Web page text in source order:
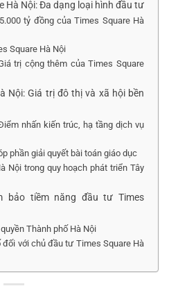
Hà Nội: Đa dạng loại hình đầu tư
tỷ đồng của Times Square Hà
Square Hà Nội
trị cộng thêm của Times Square
Nội: Giá trị đô thị và xã hội bền
nhấn kiến trúc, hạ tầng dịch vụ
phần giải quyết bài toán giáo dục
Nội trong quy hoạch phát triển Tây
bảo tiềm năng đầu tư Times
Thành phố Hà Nội
đối với chủ đầu tư Times Square Hà